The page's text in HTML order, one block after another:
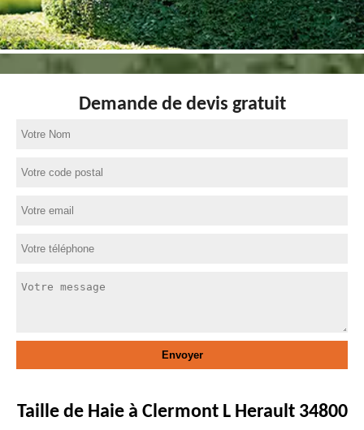
Demande de devis gratuit
Taille de Haie à Clermont L Herault 34800